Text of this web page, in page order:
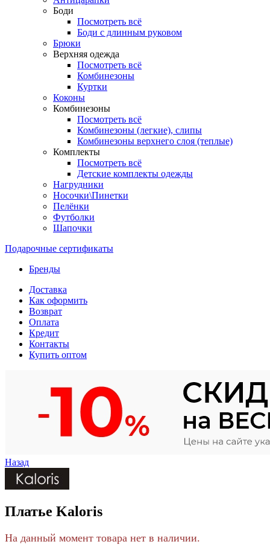
Боди
Посмотреть всё
Боди с длинным руковом
Брюки
Верхняя одежда
Посмотреть всё
Комбинезоны
Куртки
Коконы
Комбинезоны
Посмотреть всё
Комбинезоны (легкие), слипы
Комбинезоны верхнего слоя (теплые)
Комплекты
Посмотреть всё
Детские комплекты одежды
Нагрудники
Носочки\Пинетки
Пелёнки
Футболки
Шапочки
Подарочные сертификаты
Бренды
Доставка
Как оформить
Возврат
Оплата
Кредит
Контакты
Купить оптом
Назад
Платье Kaloris
На данный момент товара нет в наличии.